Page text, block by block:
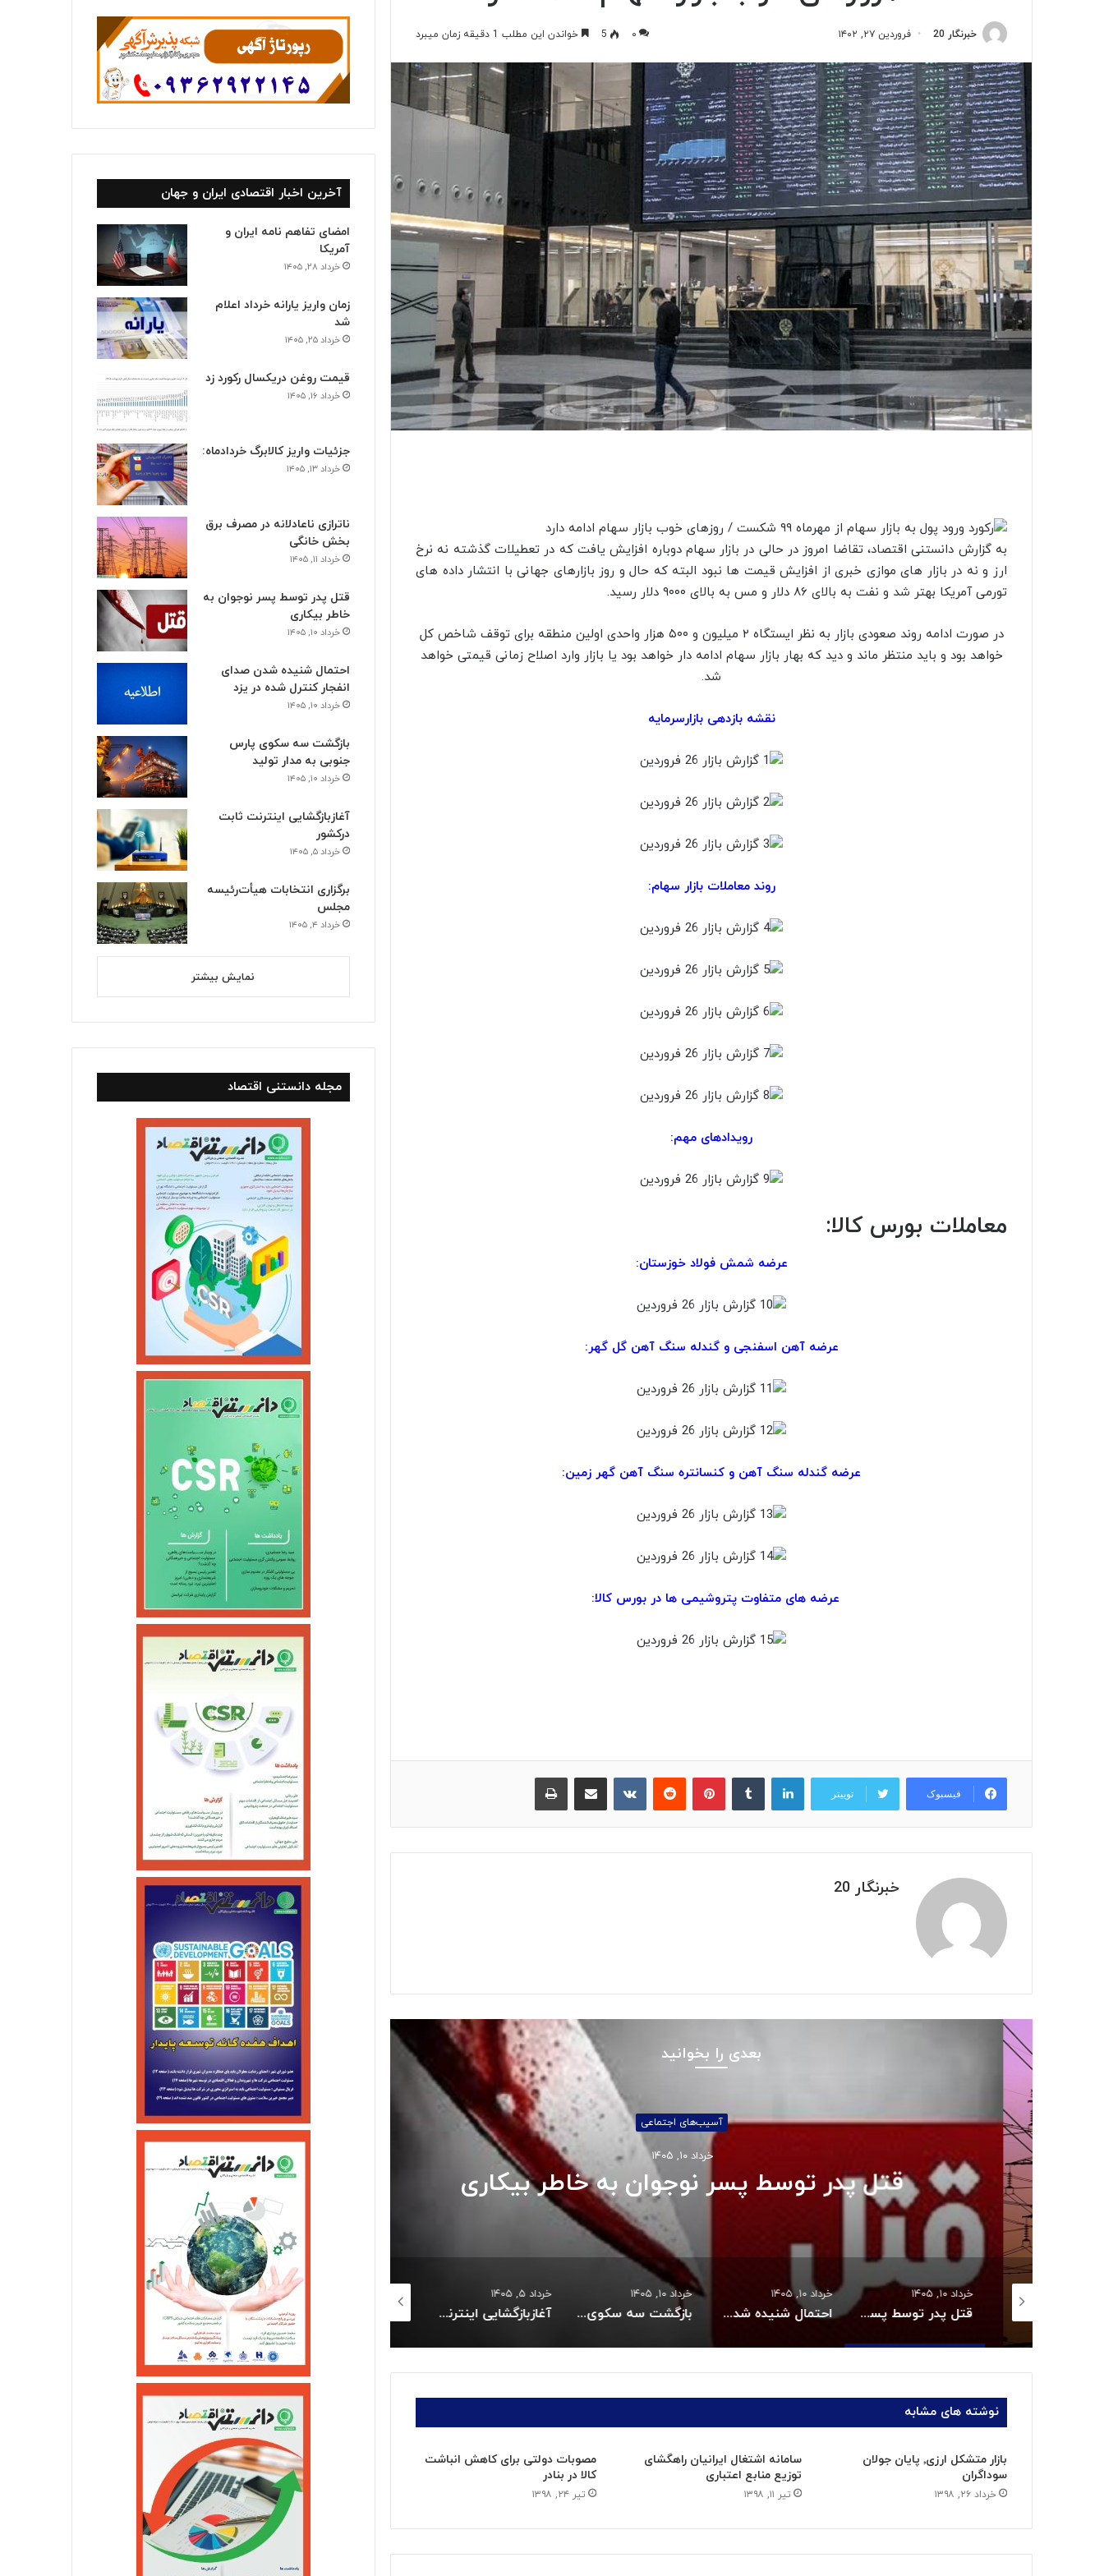
خبرنگار 20 فروردین ۲۷, ۱۴۰۲ ۰ 5 خواندن این مطلب 1 دقیقه زمان میبرد
به گزارش دانستنی اقتصاد، تقاضا امروز در حالی در بازار سهام دوباره افزایش یافت که در تعطیلات گذشته نه نرخ
ارز و نه در بازار های موازی خبری از افزایش قیمت ها نبود البته که حال و روز بازارهای جهانی با انتشار داده های
تورمی آمریکا بهتر شد و نفت به بالای ۸۶ دلار و مس به بالای ۹۰۰۰ دلار رسید.
در صورت ادامه روند صعودی بازار به نظر ایستگاه ۲ میلیون و ۵۰۰ هزار واحدی اولین منطقه برای توقف شاخص کل
خواهد بود و باید منتظر ماند و دید که بهار بازار سهام ادامه دار خواهد بود یا بازار وارد اصلاح زمانی قیمتی خواهد
شد.
نقشه بازدهی بازارسرمایه
روند معاملات بازار سهام:
رویدادهای مهم:
معاملات بورس کالا:
عرضه شمش فولاد خوزستان:
عرضه آهن اسفنجی و گندله سنگ آهن گل گهر:
عرضه گندله سنگ آهن و کنسانتره سنگ آهن گهر زمین:
عرضه های متفاوت پتروشیمی ها در بورس کالا:
فیسبوک توییتر
لینکدین پینترست ‫رددیت
خبرنگار 20
بعدی را بخوانید
آسیب‌های اجتماعی
قتل پدر توسط پسر نوجوان به خاطر بیکاری احتمال شنیده شدن صدای
خرداد ۱۰, ۱۴۰۵
قتل پدر توسط پسر نوجوان به خاطر بیکاری
خرداد ۱۰, ۱۴۰۵
احتمال شنیده شدن صدای انفجار کنترل شده در یزد
خرداد ۱۰, ۱۴۰۵
بازگشت سه سکوی پارس جنوبی به مدار تولید
خرداد ۵, ۱۴۰۵
آغازبازگشایی اینترنت ثابت درکشور
خرداد ۴, ۱۴۰۵ خرداد ۳, ۱۴۰۵
مجلس و دولت متعهد به حل بحران دارو و تجهیزات پزشکی شدند
نوشته های مشابه
بازار متشکل ارزی٬ پایان جولان
سوداگران
خرداد ۲۶, ۱۳۹۸
سامانه اشتغال ایرانیان راهگشای
توزیع منابع اعتباری
تیر ۱۱, ۱۳۹۸
مصوبات دولتی برای کاهش انباشت
کالا در بنادر
تیر ۲۴, ۱۳۹۸
آخرین اخبار اقتصادی ایران و جهان
امضای تفاهم نامه ایران و
آمریکا
خرداد ۲۸, ۱۴۰۵
زمان واریز یارانه خرداد اعلام
شد
خرداد ۲۵, ۱۴۰۵
قیمت روغن دریکسال رکورد زد
خرداد ۱۶, ۱۴۰۵
جزئیات واریز کالابرگ خردادماه:
خرداد ۱۳, ۱۴۰۵
ناترازی ناعادلانه در مصرف برق
بخش خانگی
خرداد ۱۱, ۱۴۰۵
قتل پدر توسط پسر نوجوان به
خاطر بیکاری
خرداد ۱۰, ۱۴۰۵
احتمال شنیده شدن صدای
انفجار کنترل شده در یزد
خرداد ۱۰, ۱۴۰۵
بازگشت سه سکوی پارس
جنوبی به مدار تولید
خرداد ۱۰, ۱۴۰۵
آغازبازگشایی اینترنت ثابت
درکشور
خرداد ۵, ۱۴۰۵
برگزاری انتخابات هیأت‌رئیسه
مجلس
خرداد ۴, ۱۴۰۵
نمایش بیشتر
مجله دانستنی اقتصاد